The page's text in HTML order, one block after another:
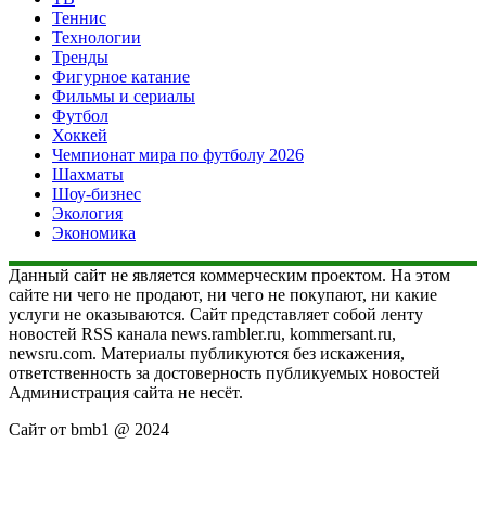
Теннис
Технологии
Тренды
Фигурное катание
Фильмы и сериалы
Футбол
Хоккей
Чемпионат мира по футболу 2026
Шахматы
Шоу-бизнес
Экология
Экономика
Данный сайт не является коммерческим проектом. На этом
сайте ни чего не продают, ни чего не покупают, ни какие
услуги не оказываются. Сайт представляет собой ленту
новостей RSS канала news.rambler.ru, kommersant.ru,
newsru.com. Материалы публикуются без искажения,
ответственность за достоверность публикуемых новостей
Администрация сайта не несёт.
Сайт от bmb1 @ 2024